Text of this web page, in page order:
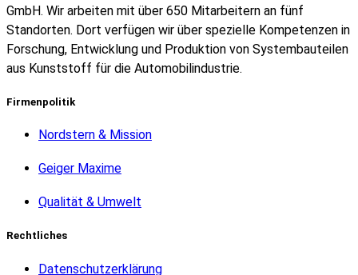
GmbH. Wir arbeiten mit über 650 Mitarbeitern an fünf
Standorten. Dort verfügen wir über spezielle Kompetenzen in
Forschung, Entwicklung und Produktion von Systembauteilen
aus Kunststoff für die Automobilindustrie.
Firmenpolitik
Nordstern & Mission
Geiger Maxime
Qualität & Umwelt
Rechtliches
Datenschutzerklärung